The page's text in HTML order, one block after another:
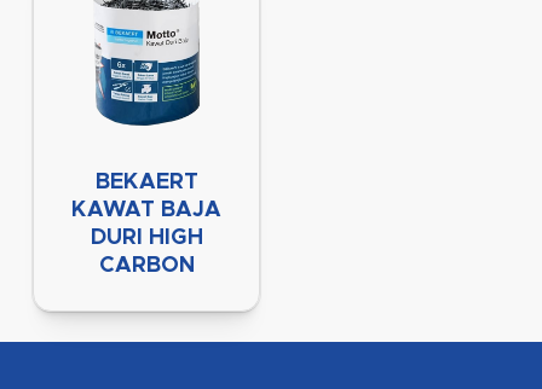
BEKAERT
KAWAT BAJA
DURI HIGH
CARBON